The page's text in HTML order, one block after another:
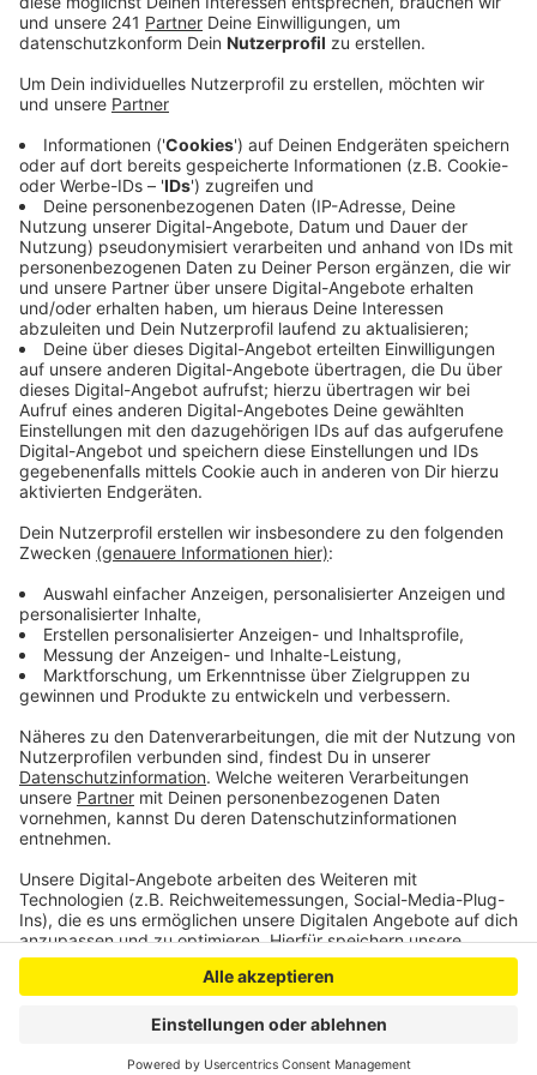
Anzeige
in der Eifel entscheiden.
Die Gäste würden im Schnitt zwischen vier und
zehn Tagen bleiben – das zeige, dass die Gäste
hier ihren Haupturlaub verbringen, heißt es von der
Nordeifel Tourismus. Besonders beliebt seien Rad-
und Wandertouren.
Vom Nationalpark Eifel heißt es dagegen, dass es
an den beliebten Zielen unter Umständen sehr voll
sein kann. In den letzten Monaten hätten die
Besucherzählgeräte im Nationalpark knapp 60
Prozent mehr Gäste gezählt als im selben
Zeitraum des Vorjahres – und da seien die Zahlen
schon sehr hoch gewesen.
Ein Sprecher rät deswegen dazu, die Hotspots, wie
den Wilden Kermeter oder Wollseifen, zu meiden
und sich Alternativen zu suchen. Zum Beispiel die
neu eingerichteten Wanderrouten Eifelspuren und
Eifelschleifen.
Veröffentlicht:Donnerstag, 02.07.2020 18:37
Anzeige
Anzeige